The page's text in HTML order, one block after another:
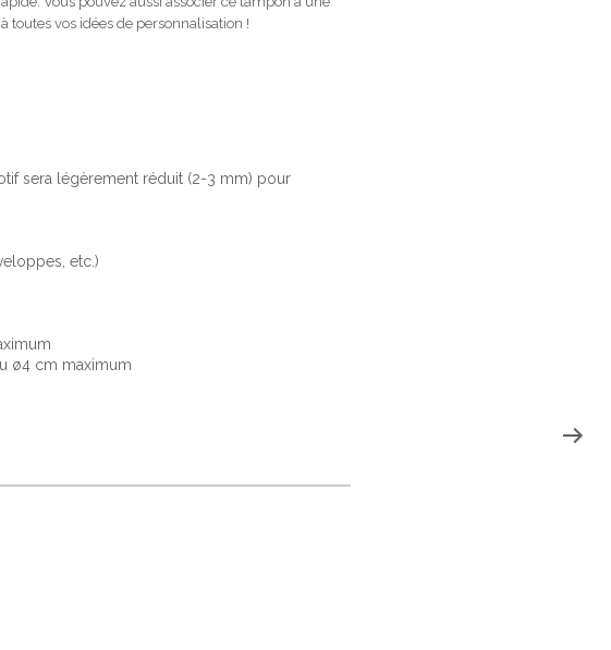
toutes vos idées de personnalisation !
sera légèrement réduit (2-3 mm) pour
etc.)
ø4 cm maximum